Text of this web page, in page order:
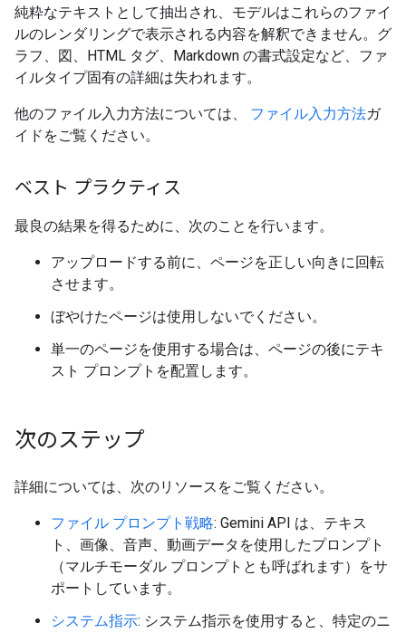
純粋なテキストとして抽出され、モデルはこれらのファイ
ルのレンダリングで表示される内容を解釈できません。グ
ラフ、図、HTML タグ、Markdown の書式設定など、ファ
イルタイプ固有の詳細は失われます。
他のファイル入力方法については、 ファイル入力方法ガ
イドをご覧ください。
ベスト プラクティス
最良の結果を得るために、次のことを行います。
アップロードする前に、ページを正しい向きに回転
させます。
ぼやけたページは使用しないでください。
単一のページを使用する場合は、ページの後にテキ
スト プロンプトを配置します。
次のステップ
詳細については、次のリソースをご覧ください。
ファイル プロンプト戦略: Gemini API は、テキス
ト、画像、音声、動画データを使用したプロンプト
（マルチモーダル プロンプトとも呼ばれます）をサ
ポートしています。
システム指示: システム指示を使用すると、特定のニ